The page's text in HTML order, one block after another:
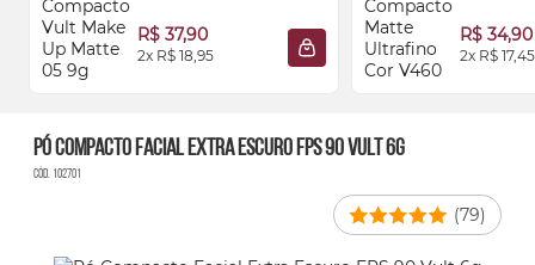
R$ 37,90
2x R$ 18,95 ADICIONAR À SACOLA
R$ 34,90
2x R$ 17,45
Pó Compacto Facial Extra Escuro FPS 90 Vult 6g
Cód. 102701
(79)